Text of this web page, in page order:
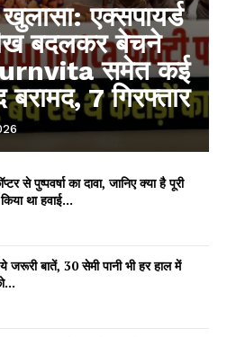
एक्सपायर्ड
बदलकर बेचने
समेत कई
बरामद, 7 गिरफ्तार
से पुष्पवर्षा का दावा, जानिए क्या है पूरी
था हवाई...
बातें, 30 सेमी पानी भी हर हाल में